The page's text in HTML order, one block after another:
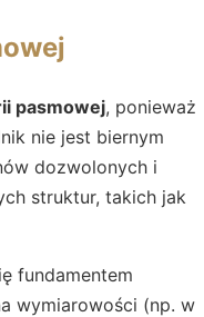
pasmowej, ponieważ
nie jest biernym
dozwolonych i
struktur, takich jak
fundamentem
wymiarowości (np. w